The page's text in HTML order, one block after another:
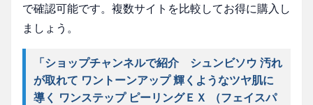
で確認可能です。複数サイトを比較してお得に購入し
ましょう。
「ショップチャンネルで紹介 シュンビソウ 汚れ
が取れて ワントーンアップ 輝くようなツヤ肌に
導く ワンステップ ピーリングＥＸ （フェイスパ